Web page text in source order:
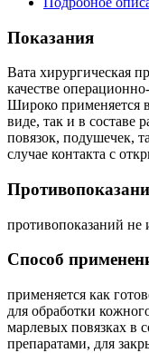
Показания
Вата хирургическая
качестве
Широко применяется
виде, так и в составе
повязок, подушечек,
случае контакта с
противопоказаний не
Способ
применяется как
для обработки
марлевых повязках в
препаратами, для